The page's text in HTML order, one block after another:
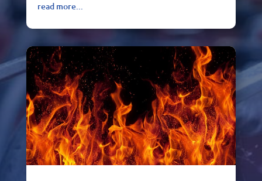
read more...